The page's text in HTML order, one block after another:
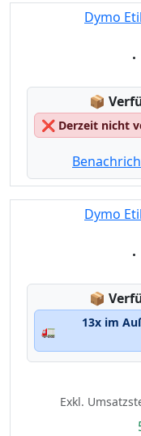
Dymo
📦
❌ Derzeit nicht
Dymo
📦
🚛
13x im
Exkl.